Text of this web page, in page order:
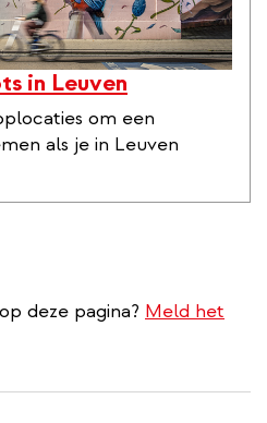
in Leuven
om een
als je in Leuven
deze pagina? Meld het